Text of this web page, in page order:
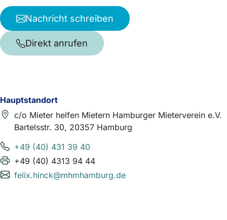
Hauptstandort
c/o Mieter helfen Mietern Hamburger Mieterverein e.V.
Bartelsstr. 30, 20357 Hamburg
+49 (40) 431 39 40
+49 (40) 4313 94 44
felix.hinck@mhmhamburg.de
Nachricht schreiben
Direkt anrufen